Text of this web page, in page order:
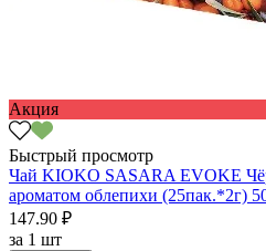
Акция
Быстрый просмотр
Чай KIOKO SASARA EVOKE
ароматом облепихи (25пак.*2г)
147.90 ₽
за 1 шт